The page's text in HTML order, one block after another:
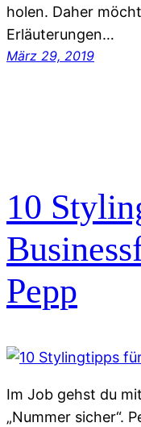
holen. Daher
Erläuterungen…
März 29, 2019
10
Pepp
Im Job gehst du
„Nummer sicher“.